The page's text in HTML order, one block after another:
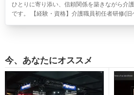
ひとりに寄り添い、信頼関係を築きながら介
です。 【経験・資格】介護職員初任者研修(旧
今、あなたにオススメ